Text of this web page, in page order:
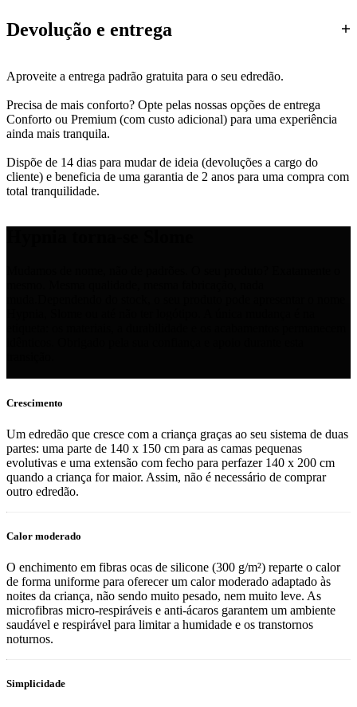
Devolução e entrega
Aproveite a entrega padrão gratuita para o seu edredão.
Precisa de mais conforto? Opte pelas nossas opções de entrega
Conforto ou Premium (com custo adicional) para uma experiência
ainda mais tranquila.
Dispõe de 14 dias para mudar de ideia (devoluções a cargo do
cliente) e beneficia de uma garantia de 2 anos para uma compra com
total tranquilidade.
Crescimento
Um edredão que cresce com a criança graças ao seu sistema de duas
partes: uma parte de 140 x 150 cm para as camas pequenas
evolutivas e uma extensão com fecho para perfazer 140 x 200 cm
quando a criança for maior. Assim, não é necessário de comprar
outro edredão.
Calor moderado
O enchimento em fibras ocas de silicone (300 g/m²) reparte o calor
de forma uniforme para oferecer um calor moderado adaptado às
noites da criança, não sendo muito pesado, nem muito leve. As
microfibras micro‑respiráveis e anti‑ácaros garantem um ambiente
saudável e respirável para limitar a humidade e os transtornos
noturnos.
Simplicidade